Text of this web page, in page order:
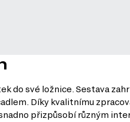
do své ložnice. Sestava
Díky kvalitnímu
přizpůsobí různým